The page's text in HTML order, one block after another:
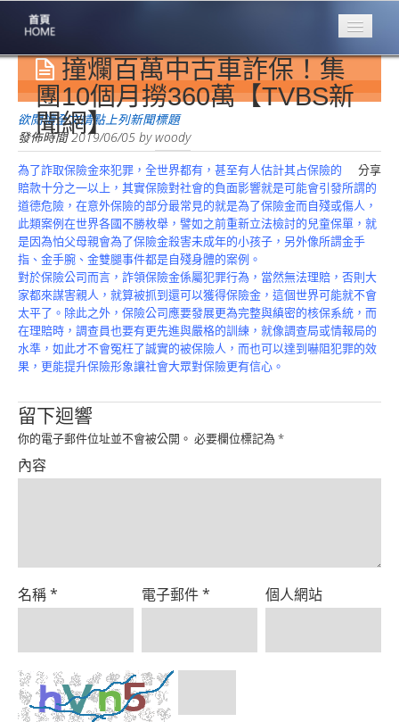
專業豐林
Professional
保險大家談
1386集
台灣商業保險
第一品牌
關於豐林
About
服務項目
Service
火災保額
估算系統
Product
撞爛百萬中古車詐保！集
團10個月撈360萬【TVBS新
聞網】
欲閱讀全文請點上列新聞標題
發佈時間2019/06/05 bywoody
分享
為了詐取保險金來犯罪，全世界都有，甚至有人估計其占保險的
賠款十分之一以上，其實保險對社會的負面影響就是可能會引發所謂的
道德危險，在意外保險的部分最常見的就是為了保險金而自殘或傷人，
此類案例在世界各國不勝枚舉，譬如之前重新立法檢討的兒童保單，就
是因為怕父母親會為了保險金殺害未成年的小孩子，另外像所謂金手
指、金手腕、金雙腿事件都是自殘身體的案例。
對於保險公司而言，詐領保險金係屬犯罪行為，當然無法理賠，否則大
家都來謀害親人，就算被抓到還可以獲得保險金，這個世界可能就不會
太平了。除此之外，保險公司應要發展更為完整與縝密的核保系統，而
在理賠時，調查員也要有更先進與嚴格的訓練，就像調查局或情報局的
水準，如此才不會冤枉了誠實的被保險人，而也可以達到嚇阻犯罪的效
果，更能提升保險形象讓社會大眾對保險更有信心。
留下迴響
你的電子郵件位址並不會被公開。 必要欄位標記為 *
內容
名稱* 電子郵件* 個人網站